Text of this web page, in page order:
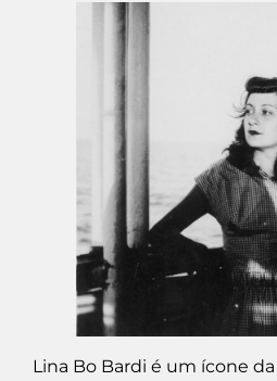
Lina Bo Bardi é um ícone